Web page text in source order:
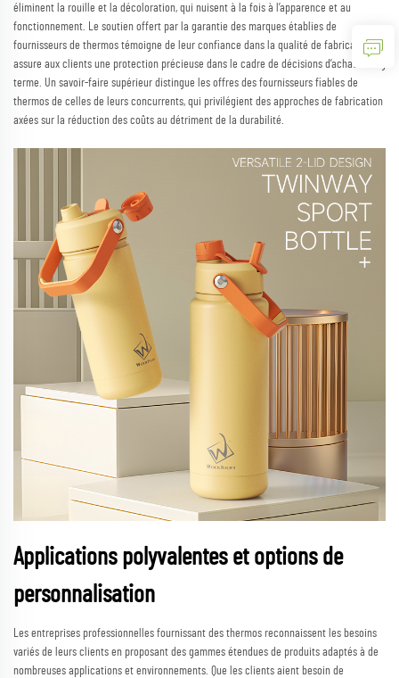
éliminent la rouille et la décoloration, qui nuisent à la fois à l’apparence et au
fonctionnement. Le soutien offert par la garantie des marques établies de
fournisseurs de thermos témoigne de leur confiance dans la qualité de fabrication et
assure aux clients une protection précieuse dans le cadre de décisions d’achat à long
terme. Un savoir-faire supérieur distingue les offres des fournisseurs fiables de
thermos de celles de leurs concurrents, qui privilégient des approches de fabrication
axées sur la réduction des coûts au détriment de la durabilité.
Applications polyvalentes et options de
personnalisation
Les entreprises professionnelles fournissant des thermos reconnaissent les besoins
variés de leurs clients en proposant des gammes étendues de produits adaptés à de
nombreuses applications et environnements. Que les clients aient besoin de